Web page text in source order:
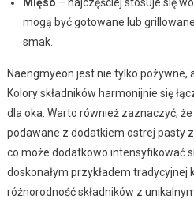
mogą być gotowane lub
smak.
Naengmyeon jest nie tylko pożywne,
Kolory składników harmonijnie się
dla oka. Warto również zaznaczyć,
podawane z dodatkiem ostrej pasty
co może dodatkowo intensyfikować
doskonałym przykładem tradycyjnej
różnorodność składników z